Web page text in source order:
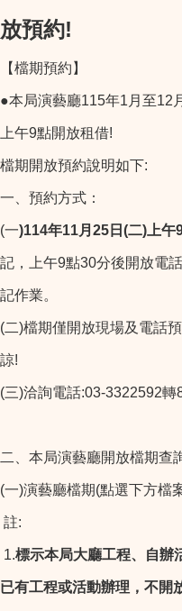
放預約!
【檔期預約】
●本局演藝廳115年1月至12
上午9點開放租借!
檔期開放預約說明如下:
一、預約方式：
(一)114年11月25 日(二) 上午
記，上午9點30分後開放電
記作業。
(二)檔期僅開放現場及電話
諒!
(三)洽詢電話:03-3322592轉
二、本局演藝廳開放檔期查
(一)演藝廳檔期(點選下方檔
註:
1.標示本局大廳工程、自辦
已有工程或活動辦理，不開